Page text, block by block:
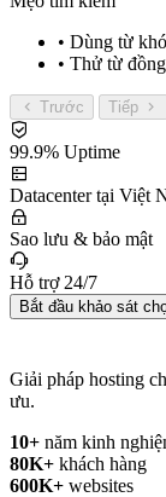
• Dùng từ
• Thử từ
Trước Tiếp
99.9% Uptime
Datacenter tại Việt
Sao lưu & bảo mật
Hỗ trợ 24/7
Bắt đầu khảo sát
Giải pháp hosting
ưu.
10+ năm kinh
80K+ khách hàng
600K+ websites